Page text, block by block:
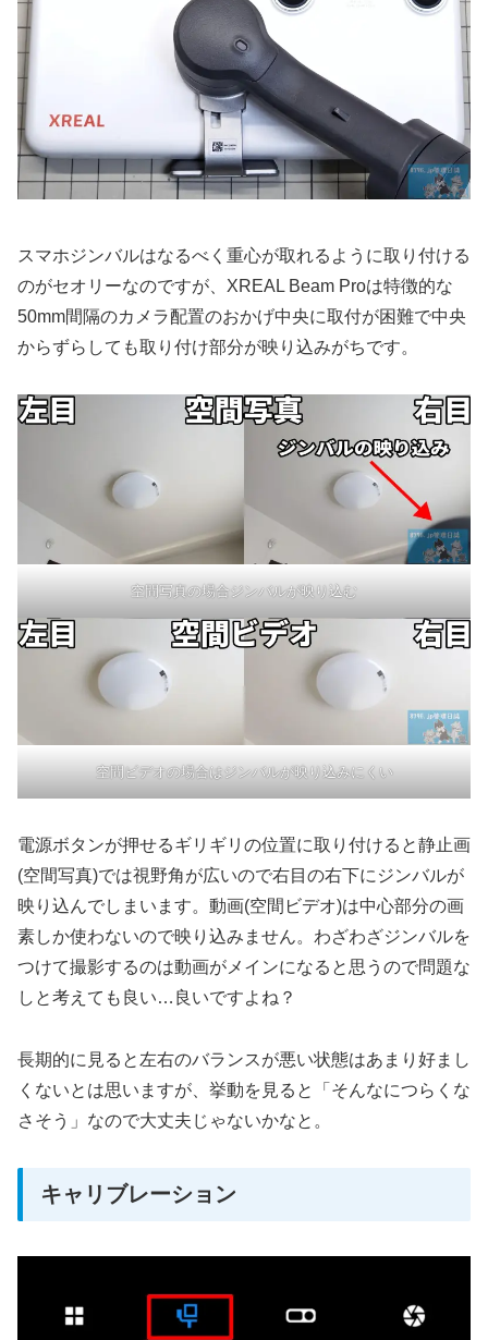
スマホジンバルはなるべく重心が取れるように取り付ける
のがセオリーなのですが、XREAL Beam Proは特徴的な
50mm間隔のカメラ配置のおかげ中央に取付が困難で中央
からずらしても取り付け部分が映り込みがちです。
空間写真の場合ジンバルが映り込む
空間ビデオの場合はジンバルが映り込みにくい
電源ボタンが押せるギリギリの位置に取り付けると静止画
(空間写真)では視野角が広いので右目の右下にジンバルが
映り込んでしまいます。動画(空間ビデオ)は中心部分の画
素しか使わないので映り込みません。わざわざジンバルを
つけて撮影するのは動画がメインになると思うので問題な
しと考えても良い…良いですよね？
長期的に見ると左右のバランスが悪い状態はあまり好まし
くないとは思いますが、挙動を見ると「そんなにつらくな
さそう」なので大丈夫じゃないかなと。
キャリブレーション